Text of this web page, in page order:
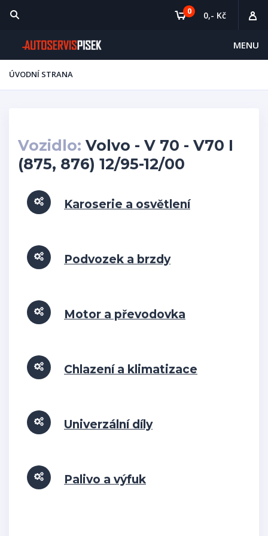
MENU
0 0,- Kč
ÚVODNÍ STRANA
Vozidlo: Volvo - V 70 - V70 I
(875, 876) 12/95-12/00
Karoserie a osvětlení
Podvozek a brzdy
Motor a převodovka
Chlazení a klimatizace
Univerzální díly
Palivo a výfuk